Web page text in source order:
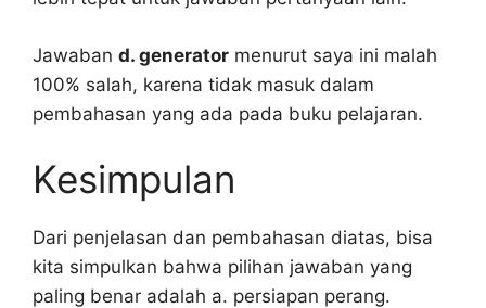
Jawaban d. generator menurut saya ini malah
100% salah, karena tidak masuk dalam
pembahasan yang ada pada buku pelajaran.
Kesimpulan
Dari penjelasan dan pembahasan diatas, bisa
kita simpulkan bahwa pilihan jawaban yang
paling benar adalah a. persiapan perang.